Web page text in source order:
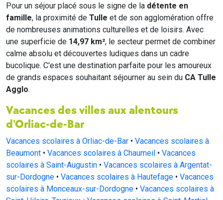
Pour un séjour placé sous le signe de la détente en
famille, la proximité de Tulle et de son agglomération offre
de nombreuses animations culturelles et de loisirs. Avec
une superficie de 14,97 km², le secteur permet de combiner
calme absolu et découvertes ludiques dans un cadre
bucolique. C'est une destination parfaite pour les amoureux
de grands espaces souhaitant séjourner au sein du CA Tulle
Agglo.
Vacances des villes aux alentours
d'Orliac-de-Bar
Vacances scolaires à Orliac-de-Bar • Vacances scolaires à
Beaumont • Vacances scolaires à Chaumeil • Vacances
scolaires à Saint-Augustin • Vacances scolaires à Argentat-
sur-Dordogne • Vacances scolaires à Hautefage • Vacances
scolaires à Monceaux-sur-Dordogne • Vacances scolaires à